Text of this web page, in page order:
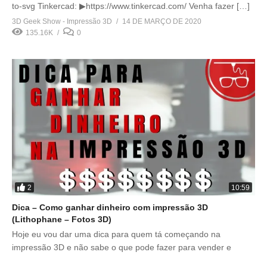
to-svg Tinkercad: ▶https://www.tinkercad.com/ Venha fazer […]
3D Geek Show - Impressão 3D
14 DE MARÇO DE 2020
135.16K
0
2 10:59
Dica – Como ganhar dinheiro com impressão 3D
(Lithophane – Fotos 3D)
Hoje eu vou dar uma dica para quem tá começando na
impressão 3D e não sabe o que pode fazer para vender e